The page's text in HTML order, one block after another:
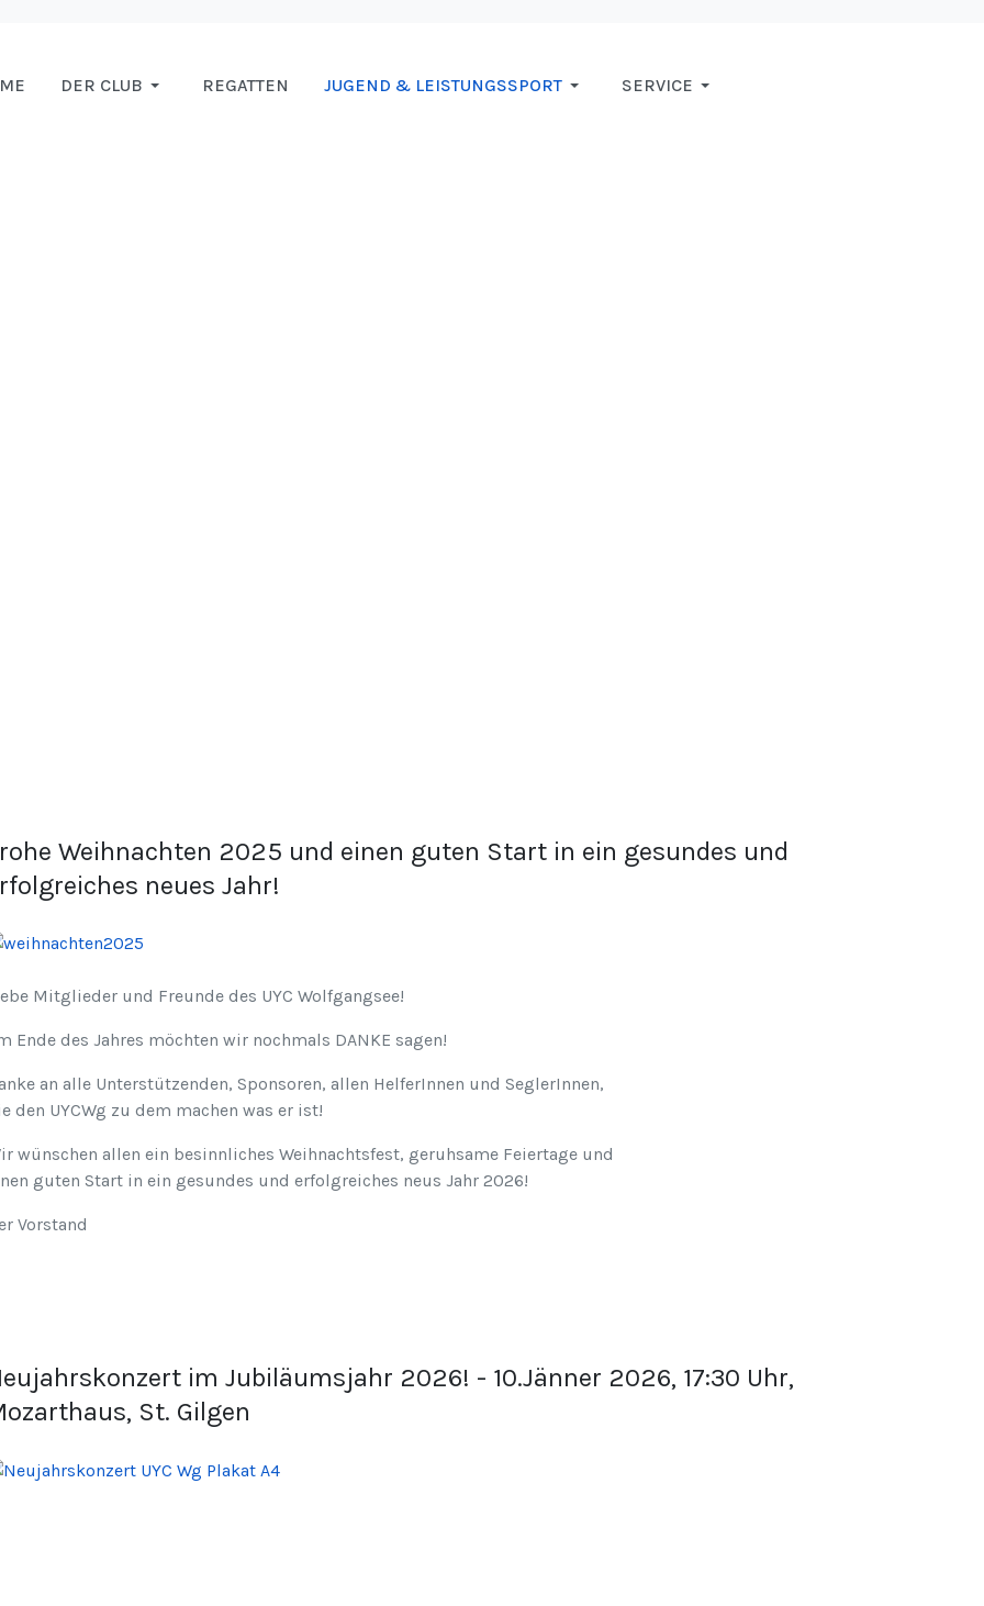
DER CLUB REGATTEN JUGEND & LEISTUNGSSPORT SERVICE
Weihnachten 2025 und einen guten Start in ein gesundes und
neues Jahr!
Mitglieder und Freunde des UYC Wolfgangsee!
Ende des Jahres möchten wir nochmals DANKE sagen!
an alle Unterstützenden, Sponsoren, allen HelferInnen und SeglerInnen,
den UYCWg zu dem machen was er ist!
wünschen allen ein besinnliches Weihnachtsfest, geruhsame Feiertage und
guten Start in ein gesundes und erfolgreiches neus Jahr 2026!
Vorstand
im Jubiläumsjahr 2026! - 10.Jänner 2026, 17:30 Uhr,
St. Gilgen